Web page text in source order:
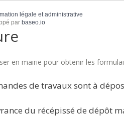
légale et administrative
par baseo.io
en mairie pour obtenir les
de travaux sont à
du récépissé de dépôt